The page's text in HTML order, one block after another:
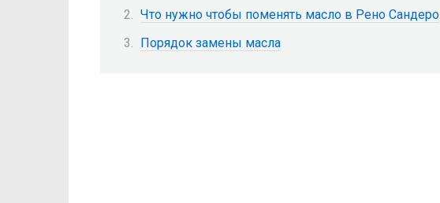
Что нужно чтобы поменять масло в Рено Сандеро
Порядок замены масла